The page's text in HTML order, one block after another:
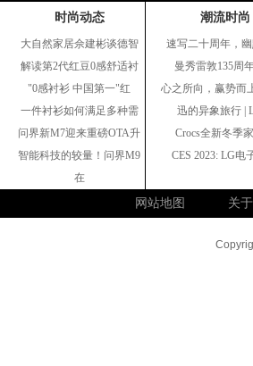
时尚动态
大自然家居佘建彬谈德智
解读第2代红豆0感舒适衬
"0感衬衫 中国第一"红
一件衬衫如何满足多种需
问界新M7迎来重磅OTA升
智能科技的较量！问界M9
在
潮流时尚
速写二十周年，
曼秀雷敦135周
心之所向，赢势而
迅的异象旅行 |
Crocs全新冬季
CES 2023: LG电
网站地图 关